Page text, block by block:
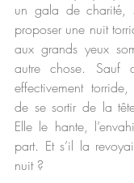
un gala de charité,
proposer une nuit
aux grands yeux
autre chose.
effectivement
de se sortir de la
Elle le hante,
part. Et s’il la
nuit ?